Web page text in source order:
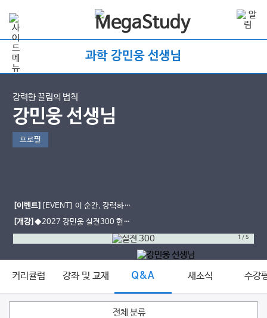
과학 강민웅 선생님
강력한 끌림의 법칙
강민웅 선생님
프로필
[이벤트] [EVENT] 이 순간, 강력하게
끌림! 강민웅 선생님 강의 PICK
[개강]◆2027 강민웅 실전300 현장
강의◆
1 /5
커리큘럼 강좌 및 교재 Q&A 새소식 수강
전체 분류